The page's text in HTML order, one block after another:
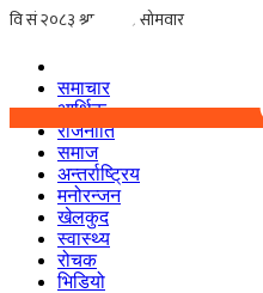
समाचार
आर्थिक
राजनीति
समाज
अन्तर्राष्ट्रिय
मनोरन्जन
खेलकुद
स्वास्थ्य
रोचक
भिडियो